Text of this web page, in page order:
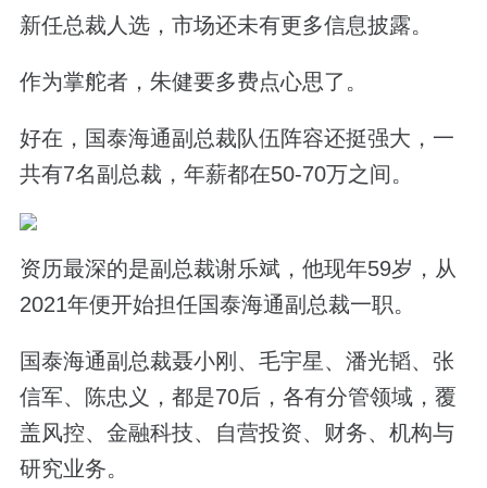
新任总裁人选，市场还未有更多信息披露。
作为掌舵者，朱健要多费点心思了。
好在，国泰海通副总裁队伍阵容还挺强大，一
共有7名副总裁，年薪都在50-70万之间。
资历最深的是副总裁谢乐斌，他现年59岁，从
2021年便开始担任国泰海通副总裁一职。
国泰海通副总裁聂小刚、毛宇星、潘光韬、张
信军、陈忠义，都是70后，各有分管领域，覆
盖风控、金融科技、自营投资、财务、机构与
研究业务。